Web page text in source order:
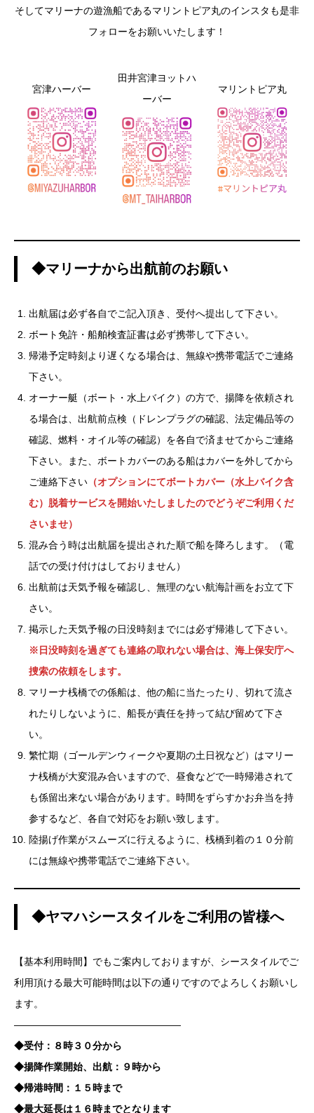
そしてマリーナの遊漁船であるマリントピア丸のインスタも是非
フォローをお願いいたします！
宮津ハーバー
田井宮津ヨットハ
ーバー
マリントピア丸
◆マリーナから出航前のお願い
出航届は必ず各自でご記入頂き、受付へ提出して下さい。
ボート免許・船舶検査証書は必ず携帯して下さい。
帰港予定時刻より遅くなる場合は、無線や携帯電話でご連絡
下さい。
オーナー艇（ボート・水上バイク）の方で、揚降を依頼され
る場合は、出航前点検（ドレンプラグの確認、法定備品等の
確認、燃料・オイル等の確認）を各自で済ませてからご連絡
下さい。また、ボートカバーのある船はカバーを外してから
ご連絡下さい （オプションにてボートカバー（水上バイク含
む）脱着サービスを開始いたしましたのでどうぞご利用くだ
さいませ）
混み合う時は出航届を提出された順で船を降ろします。（電
話での受け付けはしておりません）
出航前は天気予報を確認し、無理のない航海計画をお立て下
さい。
掲示した天気予報の日没時刻までには必ず帰港して下さい。
※日没時刻を過ぎても連絡の取れない場合は、海上保安庁へ
捜索の依頼をします。
マリーナ桟橋での係船は、他の船に当たったり、切れて流さ
れたりしないように、船長が責任を持って結び留めて下さ
い。
繁忙期（ゴールデンウィークや夏期の土日祝など）はマリー
ナ桟橋が大変混み合いますので、昼食などで一時帰港されて
も係留出来ない場合があります。時間をずらすかお弁当を持
参するなど、各自で対応をお願い致します。
陸揚げ作業がスムーズに行えるように、桟橋到着の１０分前
には無線や携帯電話でご連絡下さい。
◆ヤマハシースタイルをご利用の皆様へ
【基本利用時間】でもご案内しておりますが、シースタイルでご
利用頂ける最大可能時間は以下の通りですのでよろしくお願いし
ます。
—————————————————
◆受付：８時３０分から
◆揚降作業開始、出航：９時から
◆帰港時間：１５時まで
◆最大延長は１６時までとなります